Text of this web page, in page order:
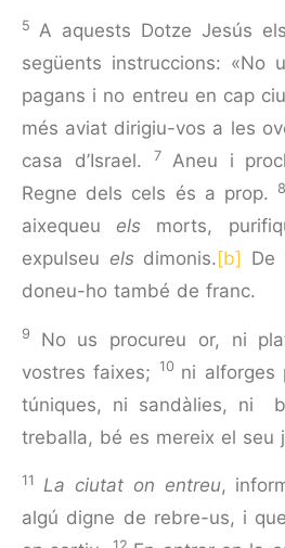
5 A aquests Dotze Jesús
següents instruccions: «No
pagans i no entreu en cap
més aviat dirigiu-vos a les
casa d’Israel.
7 Aneu i
Regne dels cels és a prop.8
aixequeu els morts,
expulseu els dimonis. [b]
De
doneu-ho també de franc.
9 No us procureu or, ni
vostres faixes; 10 ni alforges
túniques, ni sandàlies, ni
treballa, bé es mereix el seu
11 La ciutat on entreu,
algú digne de rebre-us, i